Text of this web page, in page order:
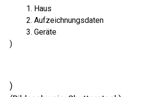
Haus
Aufzeichnungsdaten
Geräte
)
)